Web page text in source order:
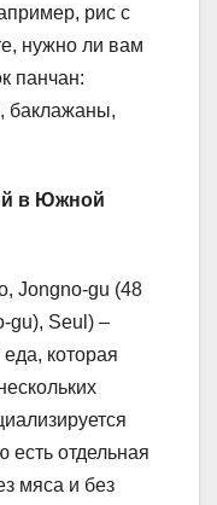
рис с
нужно ли вам
панчан:
баклажаны,
в Южной
Jongno-gu (48
gu), Seul) –
которая
есть отдельная
мяса и без